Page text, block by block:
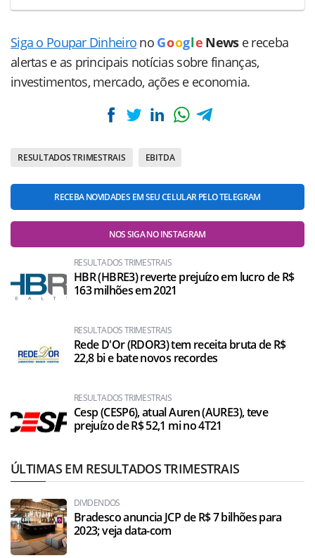
Siga o Poupar Dinheiro no Goog le News e receba
alertas e as principais notícias sobre finanças,
investimentos, mercado, ações e economia.
RESULTADOS TRIMESTRAIS EBITDA
RECEBA NOVIDADES EM SEU CELULAR PELO TELEGRAM
NOS SIGA NO INSTAGRAM
RESULTADOS TRIMESTRAIS
HBR (HBRE3) reverte prejuízo em lucro de R$
163 milhões em 2021
RESULTADOS TRIMESTRAIS
Rede D'Or (RDOR3) tem receita bruta de R$
22,8 bi e bate novos recordes
RESULTADOS TRIMESTRAIS
Cesp (CESP6), atual Auren (AURE3), teve
prejuízo de R$ 52,1 mi no 4T21
ÚLTIMAS EM RESULTADOS TRIMESTRAIS
DIVIDENDOS
Bradesco anuncia JCP de R$ 7 bilhões para
2023; veja data-com